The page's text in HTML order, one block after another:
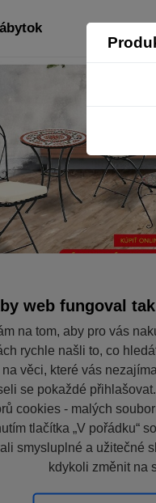
web fungoval
na tom, aby pro vás
rychle našli to, co
na věci, které vás
se pokaždé
cookies - malých
tlačítka „V pořádku“
smysluplné a užitečné
kdykoli změnit na